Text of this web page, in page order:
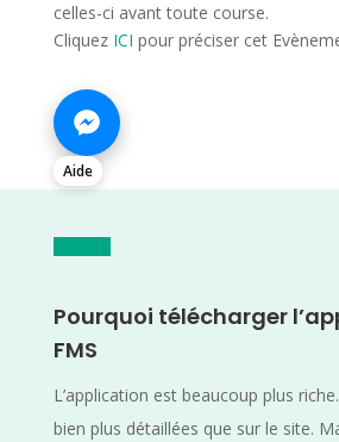
celles-ci avant toute course.
Cliquez ICI pour préciser cet
Aide
Pourquoi télécharger
FMS
L’application est beaucoup plus
bien plus détaillées que sur le site.